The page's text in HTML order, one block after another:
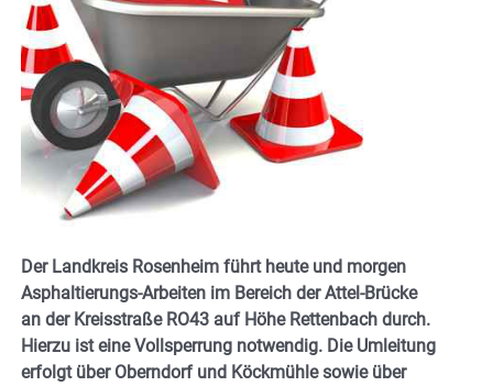
Der Landkreis Rosenheim führt heute und morgen
Asphaltierungs-Arbeiten im Bereich der Attel-Brücke
an der Kreisstraße RO43 auf Höhe Rettenbach durch.
Hierzu ist eine Vollsperrung notwendig. Die Umleitung
erfolgt über Oberndorf und Köckmühle sowie über